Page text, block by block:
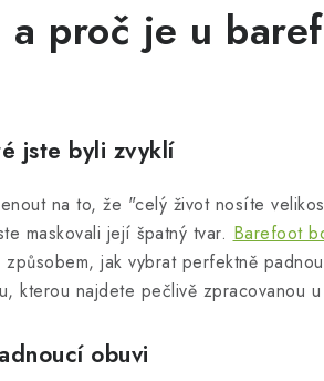
a proč je u
jste byli zvyklí
na to, že "celý život nosíte
maskovali její špatný tvar. Barefoot
jak vybrat perfektně
kterou najdete pečlivě zpracovanou
obuvi